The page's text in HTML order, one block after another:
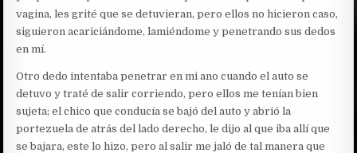
vagina, les grité que se detuvieran, pero ellos no hicieron caso,
siguieron acariciándome, lamiéndome y penetrando sus dedos
en mí.
Otro dedo intentaba penetrar en mi ano cuando el auto se
detuvo y traté de salir corriendo, pero ellos me tenían bien
sujeta; el chico que conducía se bajó del auto y abrió la
portezuela de atrás del lado derecho, le dijo al que iba allí que
se bajara, este lo hizo, pero al salir me jaló de tal manera que